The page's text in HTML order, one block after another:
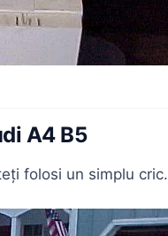
A4 B5
folosi un simplu cric.